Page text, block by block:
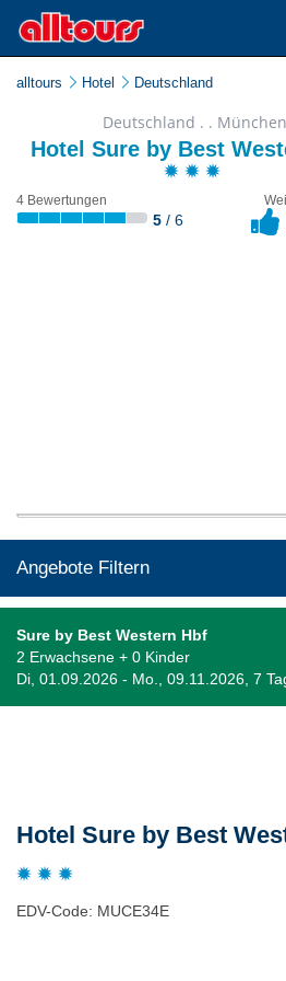
alltours Hotel Deutschland
Deutschland . . München
Hotel Sure by Best
4 Bewertungen
5 / 6
Angebote Filtern
Sure by Best Western Hbf
2 Erwachsene + 0 Kinder
Di, 01.09.2026 - Mo., 09.11.2026, 7
Hotel Sure by Best
EDV-Code: MUCE34E